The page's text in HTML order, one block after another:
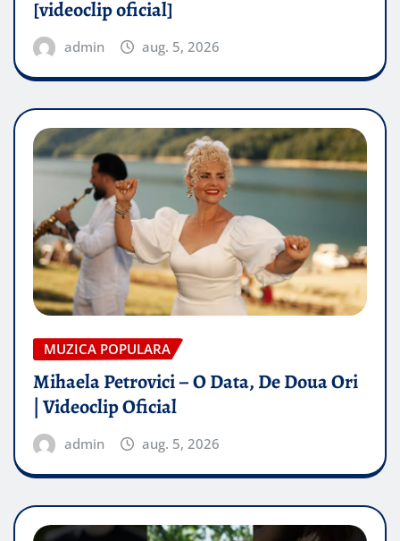
[videoclip oficial]
admin aug. 5, 2026
MUZICA POPULARA
Mihaela Petrovici – O Data, De Doua Ori
| Videoclip Oficial
admin aug. 5, 2026